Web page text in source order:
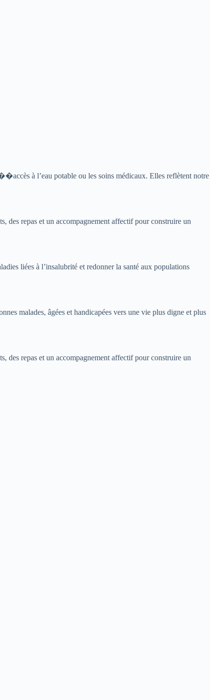
à l’eau potable ou les soins médicaux. Elles reflètent notre
des repas et un accompagnement affectif pour construire un
liées à l’insalubrité et redonner la santé aux populations
malades, âgées et handicapées vers une vie plus digne et plus
des repas et un accompagnement affectif pour construire un